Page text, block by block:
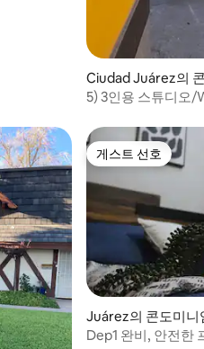
Ciudad Juárez의
5) 3인용 스튜디오/
게스트 선호
게스트 선호
Juárez의 콘도미니
Dep1 완비, 안전한